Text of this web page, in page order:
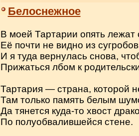
Белоснежное
В моей Тартарии опять лежат
Её почти не видно из
И я туда вернулась снова,
Прижаться лбом к
Тартария — страна, которой
Там только память белым
Да тянется куда-то хвост
По полуобвалившейся стене.